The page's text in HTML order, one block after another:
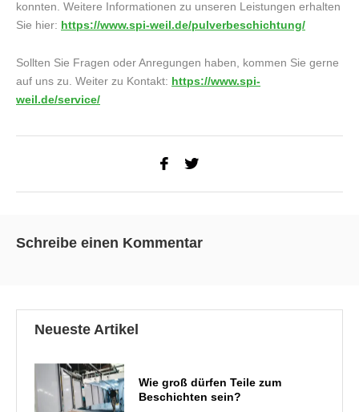
konnten. Weitere Informationen zu unseren Leistungen erhalten
Sie hier: https://www.spi-weil.de/pulverbeschichtung/
Sollten Sie Fragen oder Anregungen haben, kommen Sie gerne
auf uns zu. Weiter zu Kontakt: https://www.spi-
weil.de/service/
Schreibe einen Kommentar
Neueste Artikel
Wie groß dürfen Teile zum
Beschichten sein?